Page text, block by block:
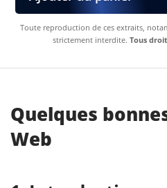
Toute reproduction de ces extraits,
strictement interdite. Tous
Quelques
Web